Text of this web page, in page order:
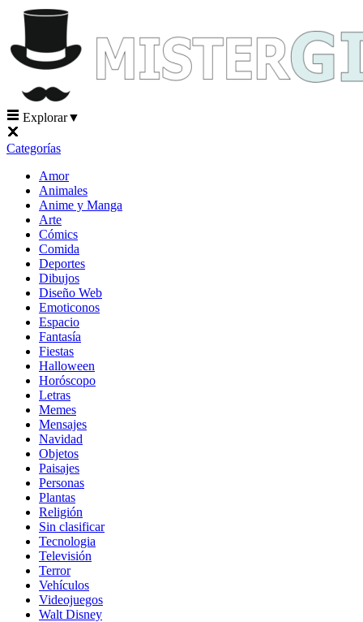
Explorar▼
Categorías
Amor
Animales
Anime y Manga
Arte
Cómics
Comida
Deportes
Dibujos
Diseño Web
Emoticonos
Espacio
Fantasía
Fiestas
Halloween
Horóscopo
Letras
Memes
Mensajes
Navidad
Objetos
Paisajes
Personas
Plantas
Religión
Sin clasificar
Tecnologia
Televisión
Terror
Vehículos
Videojuegos
Walt Disney